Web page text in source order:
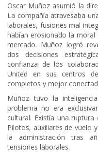
Oscar Muñoz asumió la
La compañía atravesaba
laborales, fusiones mal
habían erosionado la
mercado. Muñoz logró
dos decisiones
confianza de los
United en sus centros
completos y mejor
Muñoz tuvo la
problema no era
cultural. Existía una
Pilotos, auxiliares de vuelo
la administración tras
tensiones laborales.